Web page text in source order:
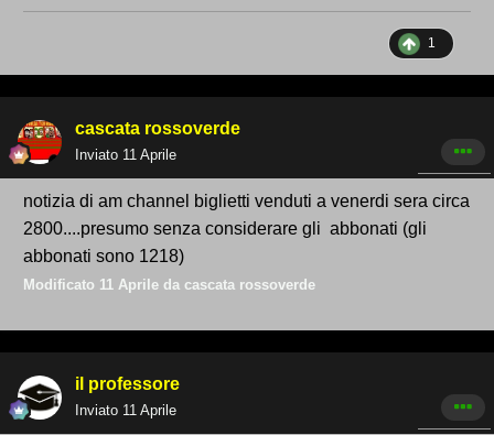
1
cascata rossoverde
Inviato 11 Aprile
notizia di am channel biglietti venduti a venerdi sera circa
2800....presumo senza considerare gli abbonati (gli
abbonati sono 1218)
Modificato 11 Aprile da cascata rossoverde
il professore
Inviato 11 Aprile